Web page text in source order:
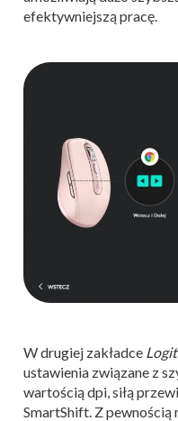
efektywniejszą pracę.
W drugiej zakładce
ustawienia związane z
wartością dpi, siłą
SmartShift. Z